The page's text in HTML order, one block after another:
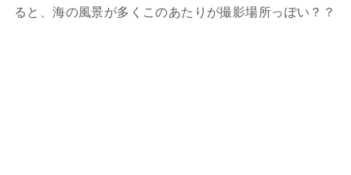
ると、海の風景が多くこのあたりが撮影場所っぽい？？